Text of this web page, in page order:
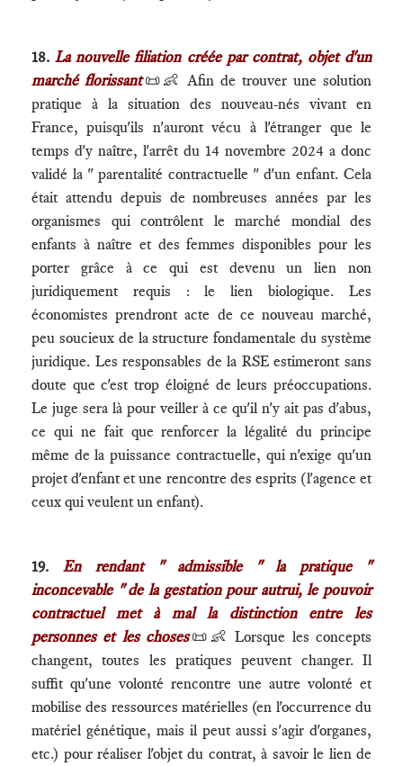
18.La nouvelle filiation créée par contrat, objet d'un
marché florissant📜👶 Afin de trouver une solution
pratique à la situation des nouveau-nés vivant en
France, puisqu'ils n'auront vécu à l'étranger que le
temps d'y naître, l'arrêt du 14 novembre 2024 a donc
validé la " parentalité contractuelle " d'un enfant. Cela
était attendu depuis de nombreuses années par les
organismes qui contrôlent le marché mondial des
enfants à naître et des femmes disponibles pour les
porter grâce à ce qui est devenu un lien non
juridiquement requis : le lien biologique. Les
économistes prendront acte de ce nouveau marché,
peu soucieux de la structure fondamentale du système
juridique. Les responsables de la RSE estimeront sans
doute que c'est trop éloigné de leurs préoccupations.
Le juge sera là pour veiller à ce qu'il n'y ait pas d'abus,
ce qui ne fait que renforcer la légalité du principe
même de la puissance contractuelle, qui n'exige qu'un
projet d'enfant et une rencontre des esprits (l'agence et
ceux qui veulent un enfant).
19.
En rendant " admissible " la pratique "
inconcevable " de la gestation pour autrui, le pouvoir
contractuel met à mal la distinction entre les
personnes et les choses📜👶 Lorsque les concepts
changent, toutes les pratiques peuvent changer. Il
suffit qu'une volonté rencontre une autre volonté et
mobilise des ressources matérielles (en l'occurrence du
matériel génétique, mais il peut aussi s'agir d'organes,
etc.) pour réaliser l'objet du contrat, à savoir le lien de